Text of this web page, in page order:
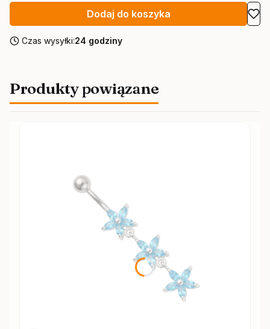
Dodaj do koszyka
Czas wysyłki:24 godziny
Produkty powiązane